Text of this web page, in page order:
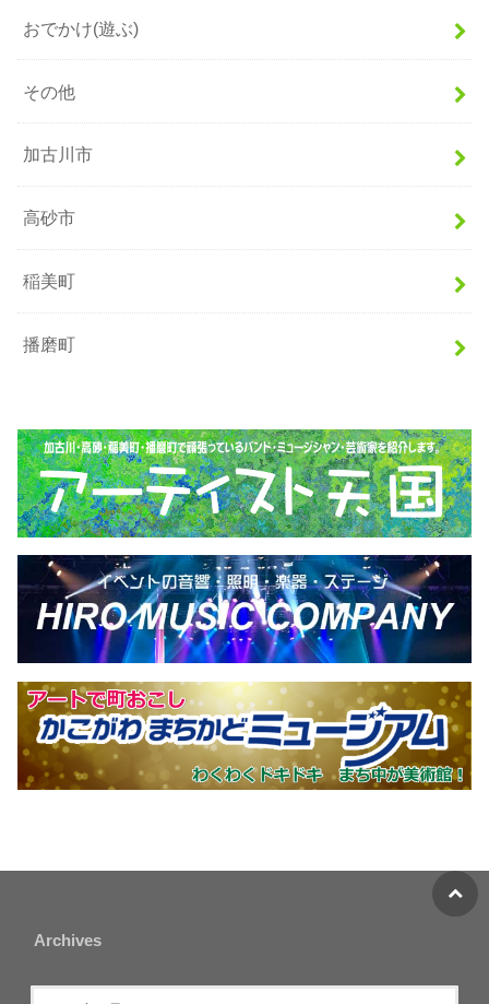
おでかけ(遊ぶ)
その他
加古川市
高砂市
稲美町
播磨町
Archives